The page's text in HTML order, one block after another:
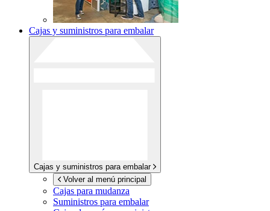
Cajas y suministros para embalar
Cajas y suministros para embalar
Volver al menú principal
Cajas para mudanza
Suministros para embalar